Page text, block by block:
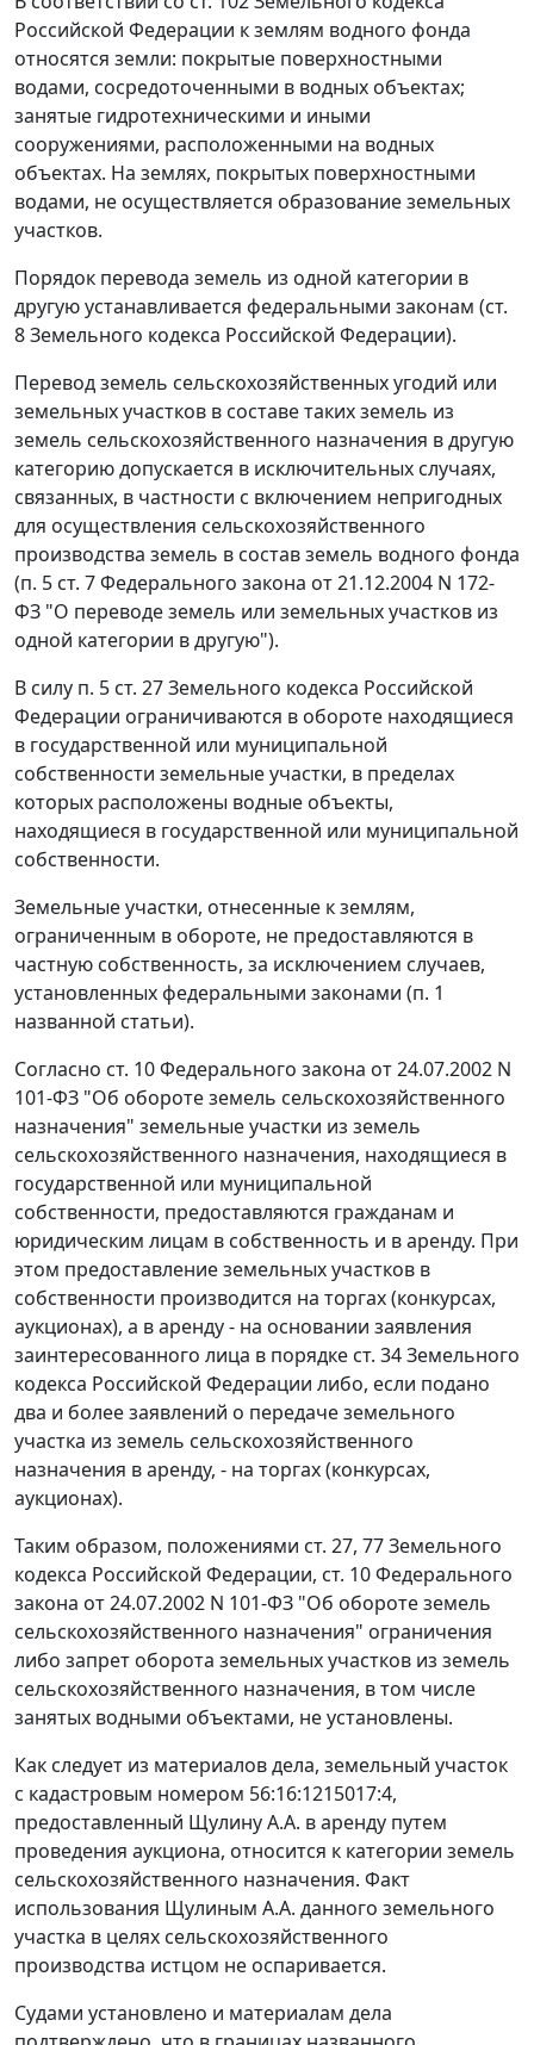
Российской Федерации к землям водного фонда
относятся земли: покрытые поверхностными
водами, сосредоточенными в водных объектах;
занятые гидротехническими и иными
сооружениями, расположенными на водных
объектах. На землях, покрытых поверхностными
водами, не осуществляется образование земельных
участков.
Порядок перевода земель из одной категории в
другую устанавливается федеральными законам (ст.
8Земельного кодекса Российской Федерации).
Перевод земель сельскохозяйственных угодий или
земельных участков в составе таких земель из
земель сельскохозяйственного назначения в другую
категорию допускается в исключительных случаях,
связанных, в частности с включением непригодных
для осуществления сельскохозяйственного
производства земель в состав земель водного фонда
(п. 5 ст. 7Федерального закона от 21.12.2004 N 172-
ФЗ "О переводе земель или земельных участков из
одной категории в другую").
В силу п. 5 ст. 27Земельного кодекса Российской
Федерации ограничиваются в обороте находящиеся
в государственной или муниципальной
собственности земельные участки, в пределах
которых расположены водные объекты,
находящиеся в государственной или муниципальной
собственности.
Земельные участки, отнесенные к землям,
ограниченным в обороте, не предоставляются в
частную собственность, за исключением случаев,
установленных федеральными законами (п. 1
названной статьи).
Согласно ст. 10Федерального закона от 24.07.2002 N
101-ФЗ "Об обороте земель сельскохозяйственного
назначения" земельные участки из земель
сельскохозяйственного назначения, находящиеся в
государственной или муниципальной
собственности, предоставляются гражданам и
юридическим лицам в собственность и в аренду. При
этом предоставление земельных участков в
собственности производится на торгах (конкурсах,
аукционах), а в аренду - на основании заявления
заинтересованного лица в порядке ст. 34Земельного
кодекса Российской Федерации либо, если подано
два и более заявлений о передаче земельного
участка из земель сельскохозяйственного
назначения в аренду, - на торгах (конкурсах,
аукционах).
Таким образом, положениями ст. 27, 77Земельного
кодекса Российской Федерации, ст. 10Федерального
закона от 24.07.2002 N 101-ФЗ "Об обороте земель
сельскохозяйственного назначения" ограничения
либо запрет оборота земельных участков из земель
сельскохозяйственного назначения, в том числе
занятых водными объектами, не установлены.
Как следует из материалов дела, земельный участок
с кадастровым номером 56:16:1215017:4,
предоставленный Щулину А.А. в аренду путем
проведения аукциона, относится к категории земель
сельскохозяйственного назначения. Факт
использования Щулиным А.А. данного земельного
участка в целях сельскохозяйственного
производства истцом не оспаривается.
Судами установлено и материалам дела